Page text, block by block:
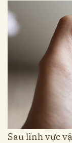
Sau lĩnh vực